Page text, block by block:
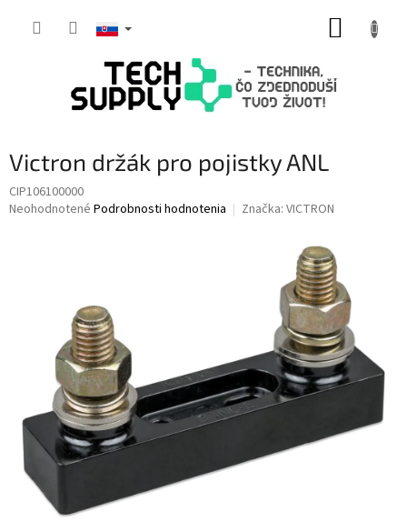
Victron držák pro pojistky ANL
CIP106100000
Priemerné
hviezdičiek.
Neohodnotené Podrobnosti hodnotenia Značka: VICTRON